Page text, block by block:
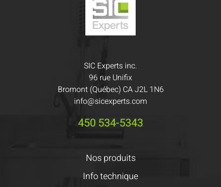
SIC Experts inc.
96 rue Unifix
Bromont (Québec) CA J2L 1N6
info@sicexperts.com
450 534-5343
Nos produits
Info technique